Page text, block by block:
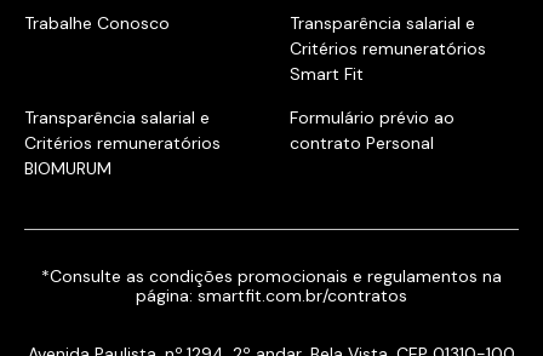
Trabalhe Conosco
Transparência salarial e
Critérios remuneratórios
Smart Fit
Transparência salarial e
Critérios remuneratórios
BIOMURUM
Formulário prévio ao
contrato Personal
*Consulte as condições promocionais e regulamentos na
página: smartfit.com.br/contratos